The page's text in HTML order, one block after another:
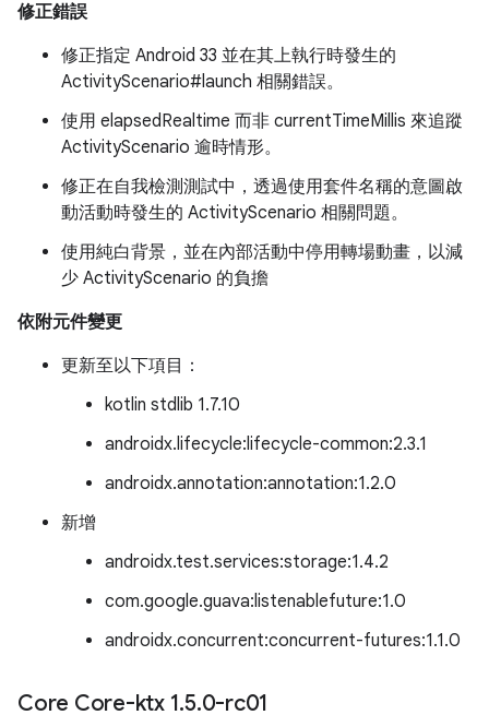
修正錯誤
修正指定 Android 33 並在其上執行時發生的
ActivityScenario#launch 相關錯誤。
使用 elapsedRealtime 而非 currentTimeMillis 來追蹤
ActivityScenario 逾時情形。
修正在自我檢測測試中，透過使用套件名稱的意圖啟
動活動時發生的 ActivityScenario 相關問題。
使用純白背景，並在內部活動中停用轉場動畫，以減
少 ActivityScenario 的負擔
依附元件變更
更新至以下項目：
kotlin stdlib 1.7.10
androidx.lifecycle:lifecycle-common:2.3.1
androidx.annotation:annotation:1.2.0
新增
androidx.test.services:storage:1.4.2
com.google.guava:listenablefuture:1.0
androidx.concurrent:concurrent-futures:1.1.0
Core Core-ktx 1.5.0-rc01